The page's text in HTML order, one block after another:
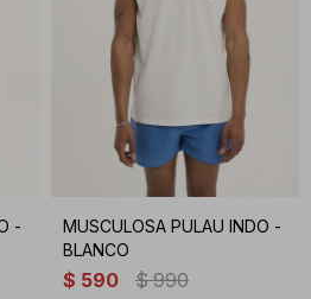
-
MUSCULOSA PULAU INDO -
BLANCO
$ 590 $ 990